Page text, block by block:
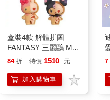
盒裝4款 解體拼圖
FANTASY 三麗鷗 Mix
熱帶櫻桃系列 立體拼
蒂貓 酷洛米 帕恰狗 美
樂蒂 KAITAI
84 折 特價 1510 元
加入購物車
7